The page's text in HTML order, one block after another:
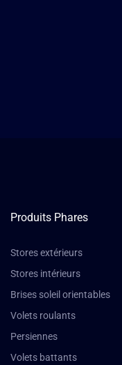
Produits Phares
Stores extérieurs
Stores intérieurs
Brises soleil orientables
Volets roulants
Persiennes
Volets battants